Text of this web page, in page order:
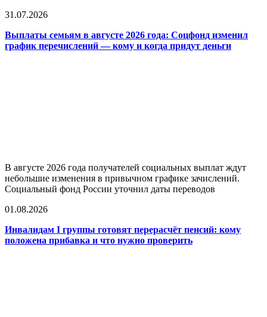
31.07.2026
Выплаты семьям в августе 2026 года: Соцфонд изменил
график перечислений — кому и когда придут деньги
В августе 2026 года получателей социальных выплат ждут
небольшие изменения в привычном графике зачислений.
Социальный фонд России уточнил даты переводов
01.08.2026
Инвалидам I группы готовят перерасчёт пенсий: кому
положена прибавка и что нужно проверить